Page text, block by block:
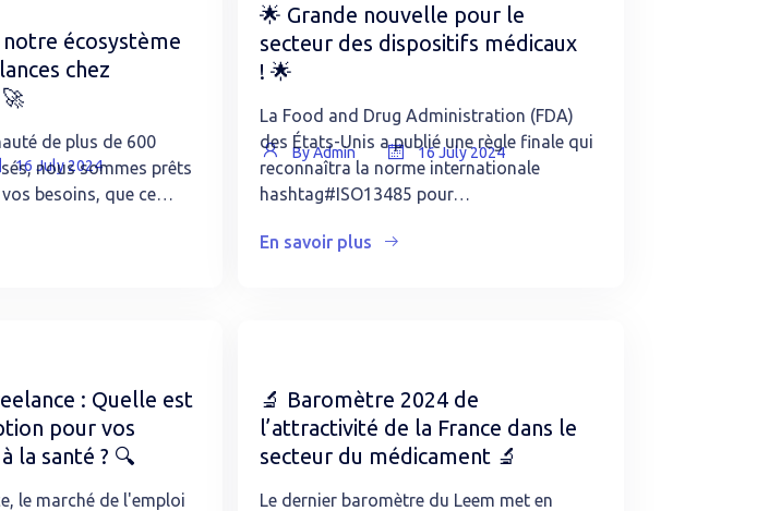
écosystème
chez
16 July 2024
de plus de 600
nous sommes prêts
besoins, que ce…
🌟 Grande nouvelle pour le
secteur des dispositifs médicaux
! 🌟
16 July 2024
By Admin
La Food and Drug Administration (FDA)
des États-Unis a publié une règle finale qui
reconnaîtra la norme internationale
hashtag#ISO13485 pour…
En savoir plus
: Quelle est
pour vos
la santé ? 🔍
le marché de l'emploi
🔬 Baromètre 2024 de
l’attractivité de la France dans le
secteur du médicament 🔬
Le dernier baromètre du Leem met en